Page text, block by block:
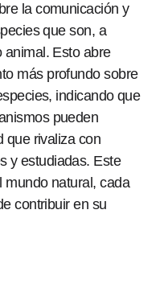
la comunicación y
que son, a
animal. Esto abre
más profundo sobre
indicando que
pueden
que rivaliza con
y estudiadas. Este
mundo natural, cada
contribuir en su